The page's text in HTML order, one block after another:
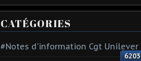
CATÉGORIES
#Notes d'information Cgt Unilever
6203